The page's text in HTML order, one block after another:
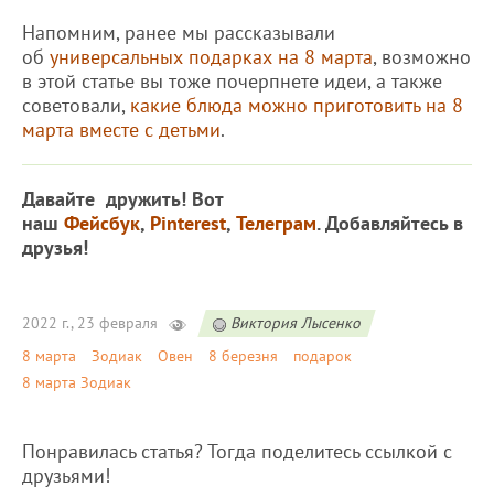
Напомним, ранее мы рассказывали
об универсальных подарках на 8 марта, возможно
в этой статье вы тоже почерпнете идеи, а также
советовали, какие блюда можно приготовить на 8
марта вместе с детьми.
Давайте дружить! Вот
наш Фейсбук, Pinterest, Телеграм. Добавляйтесь в
друзья!
2022 г., 23 февраля
Виктория Лысенко
8 марта
Зодиак Овен 8 березня
подарок
8 марта Зодиак
Понравилась статья? Тогда поделитесь ссылкой с
друзьями!